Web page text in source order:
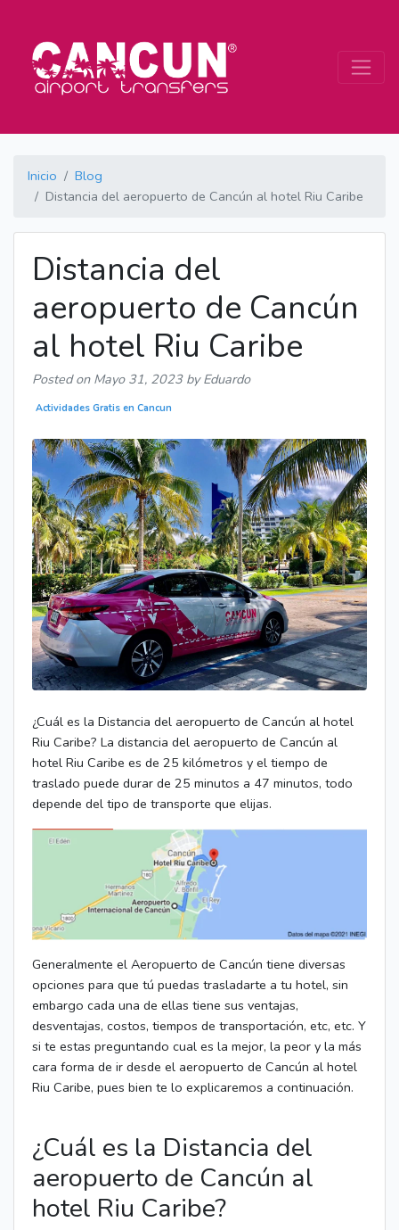
Inicio
Blog
Distancia del aeropuerto de Cancún al hotel Riu Caribe
Distancia del
aeropuerto de Cancún
al hotel Riu Caribe
Posted on Mayo 31, 2023by Eduardo
Actividades Gratis en Cancun
¿Cuál es la Distancia del aeropuerto de Cancún al hotel
Riu Caribe? La distancia del aeropuerto de Cancún al
hotel Riu Caribe es de 25 kilómetros y el tiempo de
traslado puede durar de 25 minutos a 47 minutos, todo
depende del tipo de transporte que elijas.
Generalmente el Aeropuerto de Cancún tiene diversas
opciones para que tú puedas trasladarte a tu hotel, sin
embargo cada una de ellas tiene sus ventajas,
desventajas, costos, tiempos de transportación, etc, etc. Y
si te estas preguntando cual es la mejor, la peor y la más
cara forma de ir desde el aeropuerto de Cancún al hotel
Riu Caribe, pues bien te lo explicaremos a continuación.
¿Cuál es la Distancia del
aeropuerto de Cancún al
hotel Riu Caribe?